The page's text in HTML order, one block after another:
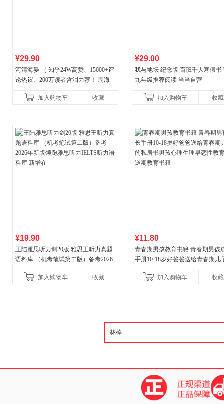
¥29.90
河清海晏 （ 知乎24W高赞、15000+评
论热议、200万读者含泪力荐！ 周海
守护你！加入购物车 收藏
¥29.00
我与地坛 纪念版 百班千人寒假书
九年级推荐阅读 当当自营
加入购物车 收藏
¥19.90
王陆雅思听力剑20版 雅思王听力真题
语料库 （机考笔试第二版）备考2026
新增在
加入购物车 收藏
¥11.80
青春期男孩教育书籍 青春期男孩
手册10-18岁好爸爸送给青春期儿
期教育书籍加入购物车 收藏